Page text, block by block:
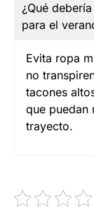
¿Qué
para el
Evita ropa
no
tacones
que puedan
trayecto.